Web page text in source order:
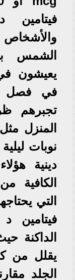
والأشخاص
الشمس
يعيشون
في فصل
تجبرهم
المنزل
نوبات
دينية
الكافية
التي
فيتامين
الداكنة
يقلل من
الجلد